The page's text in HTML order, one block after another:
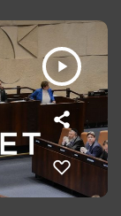
play_arrow